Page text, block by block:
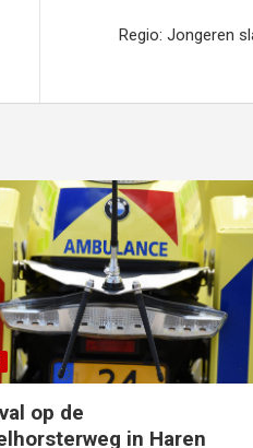
Regio: Jongeren
op de
in Haren